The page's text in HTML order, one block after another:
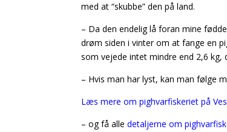
med at “skubbe” den på land.
– Da den endelig lå foran mine
drøm siden i vinter om at fange en
som vejede intet mindre end 2,6 kg,
– Hvis man har lyst, kan man følge
Læs mere om pighvarfiskeriet på
– og få alle detaljerne om